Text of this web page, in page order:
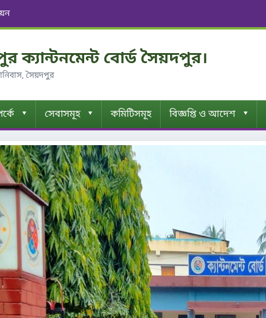
ক্যান্টনমেন্ট বোর্ড সৈয়দপুর।
সৈয়দপুর
▾ সেবাসমূহ ▾ কমিটিসমূহ বিজ্ঞপ্তি ও আদেশ ▾